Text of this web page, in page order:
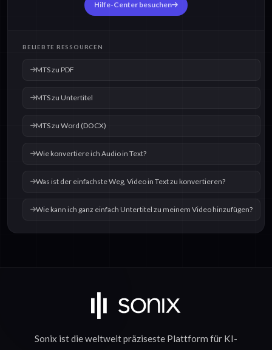
Hilfe-Center besuchen
BELIEBTE RESSOURCEN
MTS zu PDF
MTS zu Untertitel
MTS zu Word (DOCX)
Wie konvertiere ich Audio in Text?
Was ist der einfachste Weg, Video in Text zu konvertieren?
Wie kann ich ganz einfach Untertitel zu meinem Video hinzufügen?
Sonix ist die weltweit präziseste Plattform für KI-